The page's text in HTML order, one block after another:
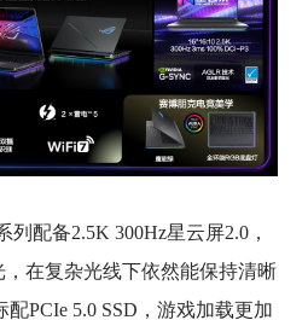
配备2.5K 300Hz星云屏2.0，
在复杂光线下依然能保持清晰
PCIe 5.0 SSD，游戏加载更加